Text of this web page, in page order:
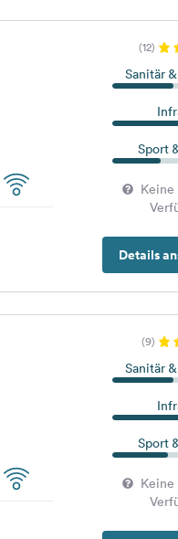
(12)
Sanitär
Sport
Keine
Details
(9)
Sanitär
Sport
Keine